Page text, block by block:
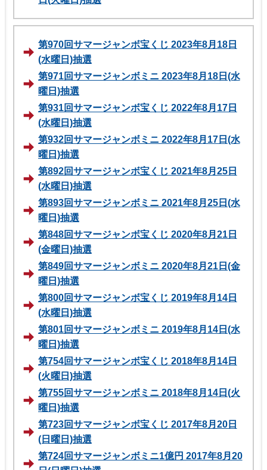
第970回サマージャンボ宝くじ 2023年8月18日
(水曜日)抽選
第971回サマージャンボミニ 2023年8月18日(水
曜日)抽選
第931回サマージャンボ宝くじ 2022年8月17日
(水曜日)抽選
第932回サマージャンボミニ 2022年8月17日(水
曜日)抽選
第892回サマージャンボ宝くじ 2021年8月25日
(水曜日)抽選
第893回サマージャンボミニ 2021年8月25日(水
曜日)抽選
第848回サマージャンボ宝くじ 2020年8月21日
(金曜日)抽選
第849回サマージャンボミニ 2020年8月21日(金
曜日)抽選
第800回サマージャンボ宝くじ 2019年8月14日
(水曜日)抽選
第801回サマージャンボミニ 2019年8月14日(水
曜日)抽選
第754回サマージャンボ宝くじ 2018年8月14日
(火曜日)抽選
第755回サマージャンボミニ 2018年8月14日(火
曜日)抽選
第723回サマージャンボ宝くじ 2017年8月20日
(日曜日)抽選
第724回サマージャンボミニ1億円 2017年8月20